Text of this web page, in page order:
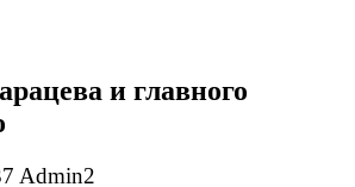
и главного
Admin2